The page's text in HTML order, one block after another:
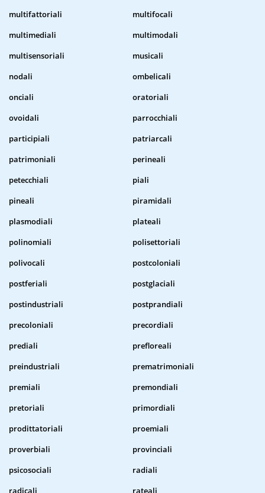
multifattoriali
multifocali
multimediali
multimodali
multisensoriali
musicali
nodali
ombelicali
onciali
oratoriali
ovoidali
parrocchiali
participiali
patriarcali
patrimoniali
perineali
petecchiali
piali
pineali
piramidali
plasmodiali
plateali
polinomiali
polisettoriali
polivocali
postcoloniali
postferiali
postglaciali
postindustriali
postprandiali
precoloniali
precordiali
prediali
prefloreali
preindustriali
prematrimoniali
premiali
premondiali
pretoriali
primordiali
prodittatoriali
proemiali
proverbiali
provinciali
psicosociali
radiali
radicali
rateali